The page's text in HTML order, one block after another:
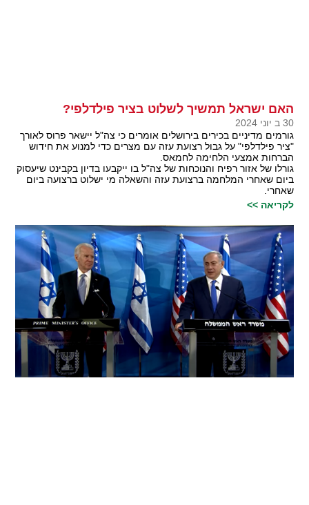
האם ישראל תמשיך לשלוט בציר פילדלפי?
30 ב יוני 2024
גורמים מדיניים בכירים בירושלים אומרים כי צה"ל יישאר פרוס לאורך
"ציר פילדלפי" על גבול רצועת עזה עם מצרים כדי למנוע את חידוש
הברחות אמצעי הלחימה לחמאס.
גורלו של אזור רפיח והנוכחות של צה"ל בו ייקבעו בדיון בקבינט שיעסוק
ביום שאחרי המלחמה ברצועת עזה והשאלה מי ישלוט ברצועה ביום
שאחרי.
לקריאה >>